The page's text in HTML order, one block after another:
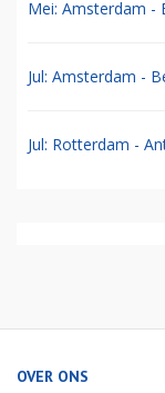
Mei: Amsterdam -
Jul: Amsterdam -
Jul: Rotterdam -
OVER ONS